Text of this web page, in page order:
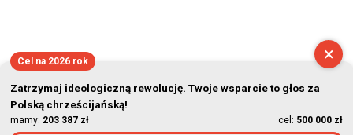
×
Cel na 2026 rok
Zatrzymaj ideologiczną rewolucję. Twoje wsparcie to głos za
Polską chrześcijańską!
mamy: 203 387 zł cel: 500 000 zł